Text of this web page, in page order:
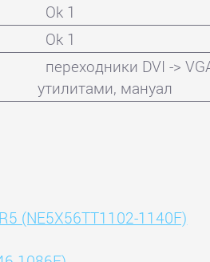
Ok 1
Ok 1
переходники DVI ->
утилитами, мануал
(NE5X56TT1102-1140F)